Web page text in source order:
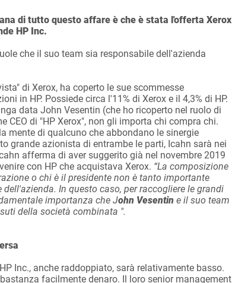
di tutto questo affare è che è stata l'offerta Xerox
HP Inc.
che il suo team sia responsabile dell'azienda
di Xerox, ha coperto le sue scommesse
in HP. Possiede circa l'11% di Xerox e il 4,3% di HP.
data John Vesentin (che ho ricoperto nel ruolo di
CEO di "HP Xerox", non gli importa chi compra chi.
mente di qualcuno che abbondano le sinergie
grande azionista di entrambe le parti, Icahn sarà nei
afferma di aver suggerito già nel novembre 2019
con HP che acquistava Xerox. “La composizione
o chi è il presidente non è tanto importante
In questo caso, per raccogliere le grandi
importanza che John Vesentin e il suo team
della società combinata ".
Inc., anche raddoppiato, sarà relativamente basso.
facilmente denaro. Il loro senior management